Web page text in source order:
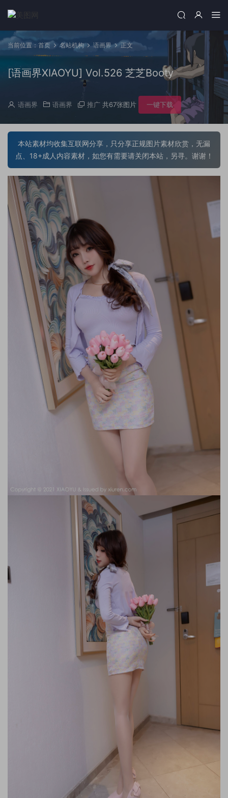
当前位置： 首页 名站机构 语画界 正文
[语画界XIAOYU] Vol.526 芝芝Booty
语画界 语画界 推广 共67张图片 一键下载
本站素材均收集互联网分享，只分享正规图片素材欣赏，无漏
点、18+成人内容素材，如您有需要请关闭本站，另寻。谢谢！